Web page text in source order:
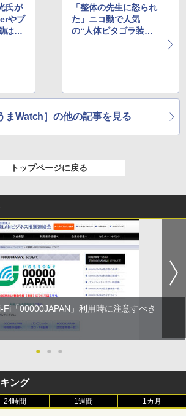
氏が
やブ
は縮
「整体の先生に怒られ
た」ニコ動で人気
の“人体ピタゴラ装
まWatch］の他の記事を見る
トップページに戻る
Fi「00000JAPAN」利用時に注意すべき
● ● ●
ング
24時間 1週間 1カ月